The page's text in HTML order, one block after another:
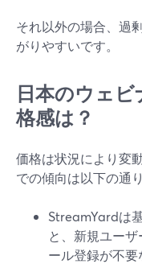
それ以外の場合、過
がりやすいです。
日本のウェ
格感は？
価格は状況により変
での傾向は以下の通
StreamYardは
と、新規ユー
ール登録が不要